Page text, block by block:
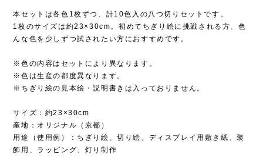
本セットは各色1枚ずつ、計10色入の八つ切りセットです。
1枚のサイズは約23×30cm。初めてちぎり絵に挑戦される方、色
んな色を少しずつ試されたい方におすすめです。
※色の内容はセットにより異なります。
※色は生産の都度異なります。
※ちぎり絵の見本絵・説明書きは入っておりません。
サイズ：約23×30cm
産地：オリジナル（京都）
用途（使用例）：ちぎり絵、切り絵、ディスプレイ用敷き紙、装
飾用、ラッピング、灯り制作